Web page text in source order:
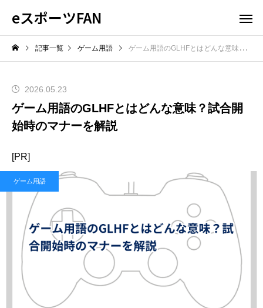
eスポーツFAN
記事一覧 ゲーム用語 ゲーム用語のGLHFとはどんな意味？試合開始時のマナーを解説
2026.05.23
ゲーム用語のGLHFとはどんな意味？試合開
始時のマナーを解説
[PR]
ゲーム用語